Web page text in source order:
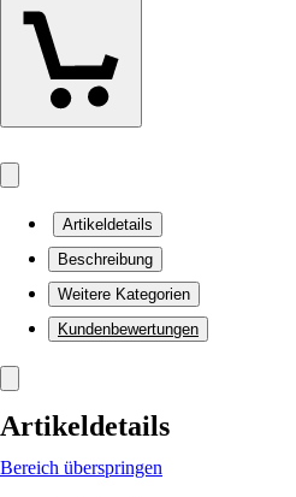
Artikeldetails
Beschreibung
Weitere Kategorien
Kundenbewertungen
Artikeldetails
Bereich überspringen